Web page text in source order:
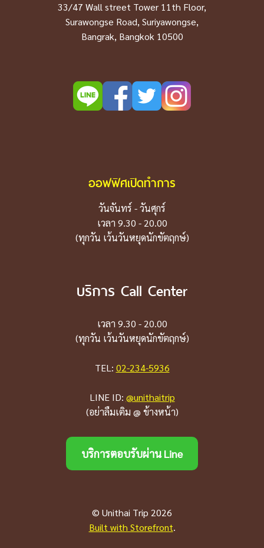
33/47 Wall street Tower 11th Floor,
Surawongse Road, Suriyawongse,
Bangrak, Bangkok 10500
ออฟฟิศเปิดทำการ
วันจันทร์ - วันศุกร์
เวลา 9.30 - 20.00
(ทุกวัน เว้นวันหยุดนักขัตฤกษ์)
บริการ Call Center
เวลา 9.30 - 20.00
(ทุกวัน เว้นวันหยุดนักขัตฤกษ์)
TEL: 02-234-5936
LINE ID: @unithaitrip
(อย่าลืมเติม @ ข้างหน้า)
บริการตอบรับผ่าน Line
© Unithai Trip 2026
Built with Storefront.